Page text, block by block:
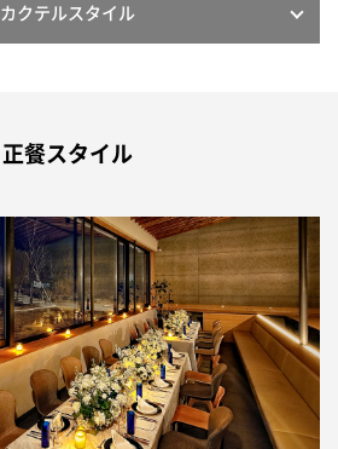
カクテルスタイル
正餐スタイル